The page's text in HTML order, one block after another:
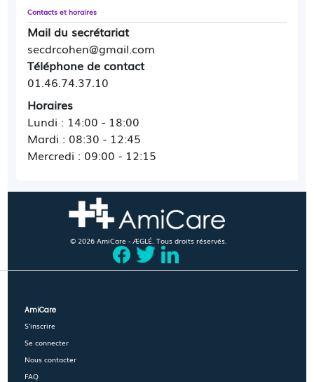
Contacts et horaires
Mail du secrétariat
secdrcohen@gmail.com
Téléphone de contact
01.46.74.37.10
Horaires
Lundi : 14:00 - 18:00
Mardi : 08:30 - 12:45
Mercredi : 09:00 - 12:15
© 2026 AmiCare - ÆGLÉ. Tous droits réservés.
AmiCare
S'inscrire
Se connecter
Nous contacter
FAQ